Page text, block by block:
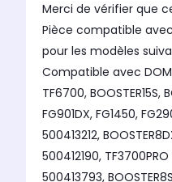
Merci de vérifier que
Pièce compatible
pour les modèles
Compatible avec
TF6700, BOOSTER15S,
FG901DX, FG1450,
500413212,
500412190,
500413793,